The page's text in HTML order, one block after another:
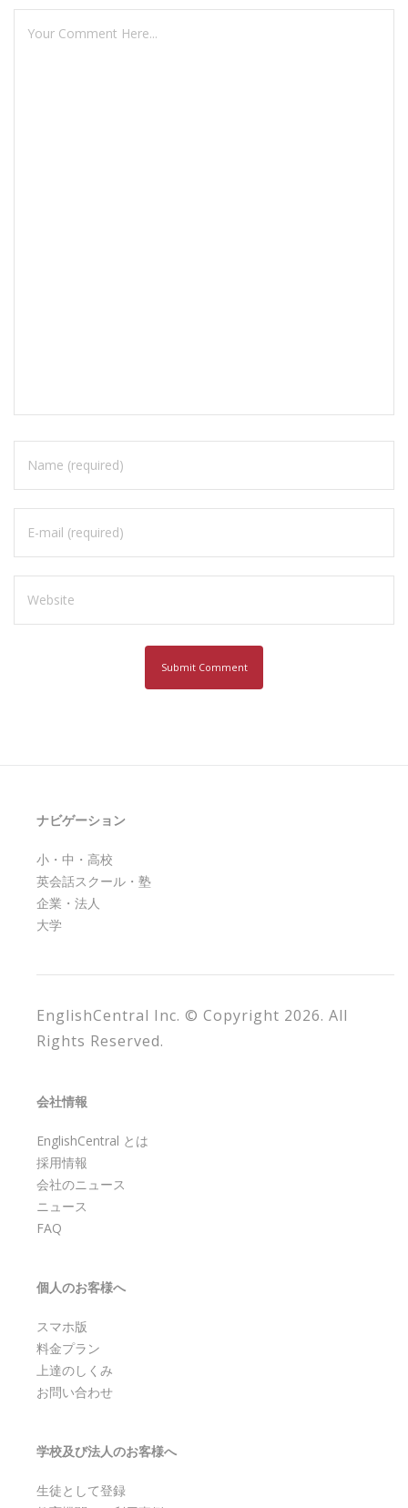
ナビゲーション
小・中・高校
英会話スクール・塾
企業・法人
大学
EnglishCentral Inc. © Copyright 2026. All
Rights Reserved.
会社情報
EnglishCentral とは
採用情報
会社のニュース
ニュース
FAQ
個人のお客様へ
スマホ版
料金プラン
上達のしくみ
お問い合わせ
学校及び法人のお客様へ
生徒として登録